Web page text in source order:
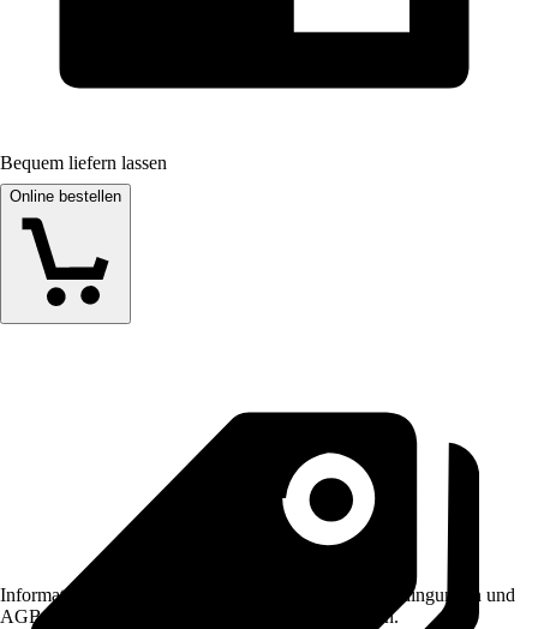
Bequem liefern lassen
Online bestellen
Informationen des Verkäufers, wie z. B. Rückgabebedingungen und
AGB, finden Sie bei Klick auf den Verkäufernamen.